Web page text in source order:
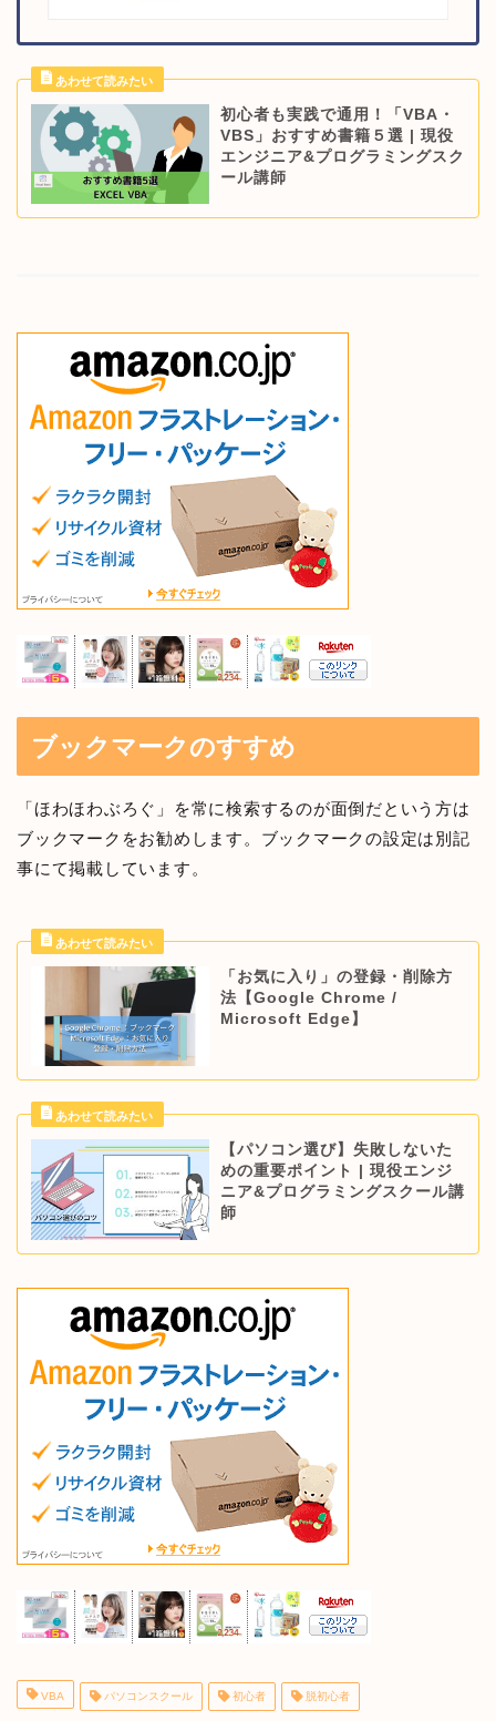
初心者も実践で通用！「VBA・
VBS」おすすめ書籍５選 | 現役
エンジニア&プログラミングスク
ール講師
ブックマークのすすめ
「ほわほわぶろぐ」を常に検索するのが面倒だという方は
ブックマークをお勧めします。ブックマークの設定は別記
事にて掲載しています。
「お気に入り」の登録・削除方
法【Google Chrome /
Microsoft Edge】
【パソコン選び】失敗しないた
めの重要ポイント | 現役エンジ
ニア&プログラミングスクール講
師
VBA パソコンスクール 初心者 脱初心者